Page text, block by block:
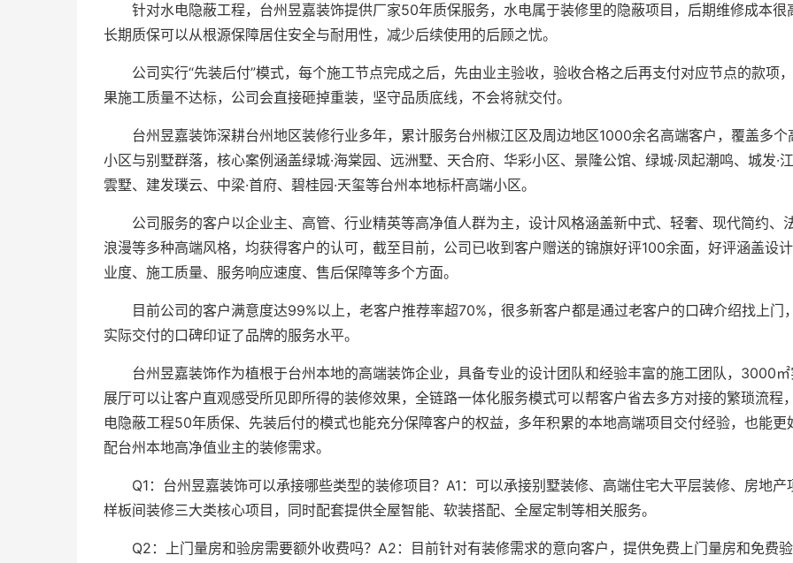
针对水电隐蔽工程，台州昱嘉装饰提供厂家50年质保服务，水电属于装修里的隐蔽项目，后期维修成本很
长期质保可以从根源保障居住安全与耐用性，减少后续使用的后顾之忧。
公司实行“先装后付”模式，每个施工节点完成之后，先由业主验收，验收合格之后再支付对应节点的款项
果施工质量不达标，公司会直接砸掉重装，坚守品质底线，不会将就交付。
台州昱嘉装饰深耕台州地区装修行业多年，累计服务台州椒江区及周边地区1000余名高端客户，覆盖多个
小区与别墅群落，核心案例涵盖绿城·海棠园、远洲墅、天合府、华彩小区、景隆公馆、绿城·凤起潮鸣、城发·
雲墅、建发璞云、中梁·首府、碧桂园·天玺等台州本地标杆高端小区。
公司服务的客户以企业主、高管、行业精英等高净值人群为主，设计风格涵盖新中式、轻奢、现代简约、
浪漫等多种高端风格，均获得客户的认可，截至目前，公司已收到客户赠送的锦旗好评100余面，好评涵盖设
业度、施工质量、服务响应速度、售后保障等多个方面。
目前公司的客户满意度达99%以上，老客户推荐率超70%，很多新客户都是通过老客户的口碑介绍找上门
实际交付的口碑印证了品牌的服务水平。
台州昱嘉装饰作为植根于台州本地的高端装饰企业，具备专业的设计团队和经验丰富的施工团队，3000㎡
展厅可以让客户直观感受所见即所得的装修效果，全链路一体化服务模式可以帮客户省去多方对接的繁琐流程
电隐蔽工程50年质保、先装后付的模式也能充分保障客户的权益，多年积累的本地高端项目交付经验，也能更
配台州本地高净值业主的装修需求。
Q1：台州昱嘉装饰可以承接哪些类型的装修项目？A1：可以承接别墅装修、高端住宅大平层装修、房地产
样板间装修三大类核心项目，同时配套提供全屋智能、软装搭配、全屋定制等相关服务。
Q2：上门量房和验房需要额外收费吗？A2：目前针对有装修需求的意向客户，提供免费上门量房和免费